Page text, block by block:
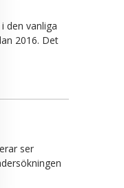
den vanliga
2016. Det
ser